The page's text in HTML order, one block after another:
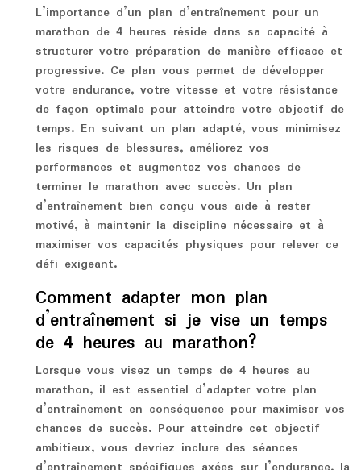
L’importance d’un plan d’entraînement pour un
marathon de 4 heures réside dans sa capacité à
structurer votre préparation de manière efficace et
progressive. Ce plan vous permet de développer
votre endurance, votre vitesse et votre résistance
de façon optimale pour atteindre votre objectif de
temps. En suivant un plan adapté, vous minimisez
les risques de blessures, améliorez vos
performances et augmentez vos chances de
terminer le marathon avec succès. Un plan
d’entraînement bien conçu vous aide à rester
motivé, à maintenir la discipline nécessaire et à
maximiser vos capacités physiques pour relever ce
défi exigeant.
Comment adapter mon plan
d’entraînement si je vise un temps
de 4 heures au marathon?
Lorsque vous visez un temps de 4 heures au
marathon, il est essentiel d’adapter votre plan
d’entraînement en conséquence pour maximiser vos
chances de succès. Pour atteindre cet objectif
ambitieux, vous devriez inclure des séances